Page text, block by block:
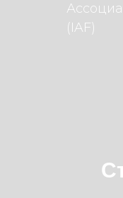
(IAF)